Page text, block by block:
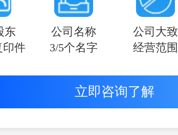
东
印件
公司名称
3/5个名字
公司大致
经营范围
立即咨询了解